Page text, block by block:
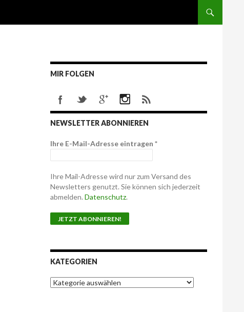
MIR FOLGEN
NEWSLETTER ABONNIEREN
Ihre E-Mail-Adresse eintragen *
Ihre Mail-Adresse wird nur zum Versand des
Newsletters genutzt. Sie können sich jederzeit
abmelden. Datenschutz.
KATEGORIEN
K
a